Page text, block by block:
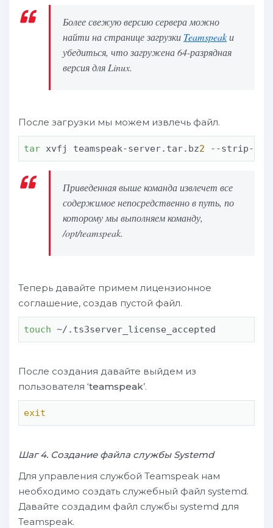
Более свежую версию сервера можно
найти на странице загрузки Teamspeakи
убедиться, что загружена 64-разрядная
версия для Linux.
После загрузки мы можем извлечь файл.
tar xvfj teamspeak-server.tar.bz2 --strip-
Приведенная выше команда извлечет все
содержимое непосредственно в путь, по
которому мы выполняем команду,
/opt/teamspeak.
Теперь давайте примем лицензионное
соглашение, создав пустой файл.
touch ~/.ts3server_license_accepted
После создания давайте выйдем из
пользователя ‘teamspeak’.
exit
Шаг 4. Создание файла службы Systemd
Для управления службой Teamspeak нам
необходимо создать служебный файл systemd.
Давайте создадим файл службы systemd для
Teamspeak.